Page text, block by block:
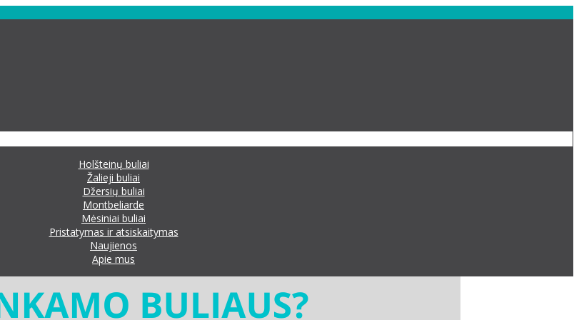
Holšteinų buliai
Žalieji buliai
Džersių buliai
Montbeliarde
Mėsiniai buliai
Pristatymas ir atsiskaitymas
Naujienos
Apie mus